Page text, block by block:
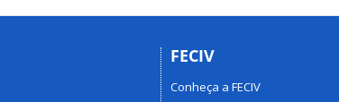
FECIV
Conheça a FECIV